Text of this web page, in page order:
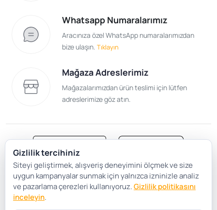
Whatsapp Numaralarımız
Aracınıza özel WhatsApp numaralarımızdan
bize ulaşın. Tıklayın
Mağaza Adreslerimiz
Mağazalarımızdan ürün teslimi için lütfen
adreslerimize göz atın.
Satış Sözleşmesi
Gizlilik ve Güvenlik
Gizlilik Politikası
Çerez Tercihleri
Gizlilik tercihiniz
Siteyi geliştirmek, alışveriş deneyimini ölçmek ve size
uygun kampanyalar sunmak için yalnızca izninizle analiz
ve pazarlama çerezleri kullanıyoruz.Gizlilik politikasını
inceleyin.